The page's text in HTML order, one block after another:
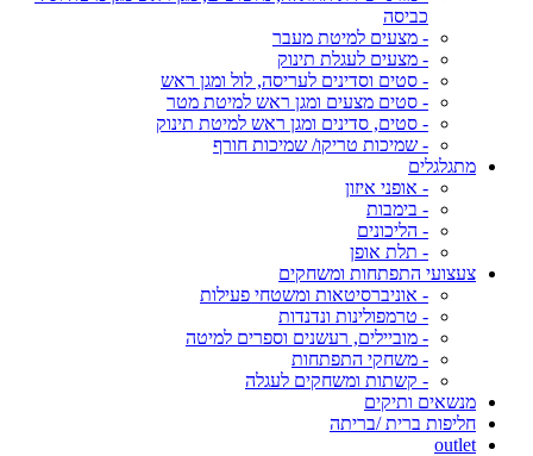
כביסה
- מצעים למיטת מעבר
- מצעים לעגלת תינוק
- סטים וסדינים לעריסה, לול ומגן ראש
- סטים מצעים ומגן ראש למיטת מטר
- סטים, סדינים ומגן ראש למיטת תינוק
- שמיכות טריקו/ שמיכות חורף
מתגלגלים
- אופני איזון
- בימבות
- הליכונים
- תלת אופן
צעצועי התפתחות ומשחקים
- אוניברסיטאות ומשטחי פעילות
- טרמפולינות ונדנדות
- מוביילים, רעשנים וספרים למיטה
- משחקי התפתחות
- קשתות ומשחקים לעגלה
מנשאים ותיקים
חליפות ברית /בריתה
outlet